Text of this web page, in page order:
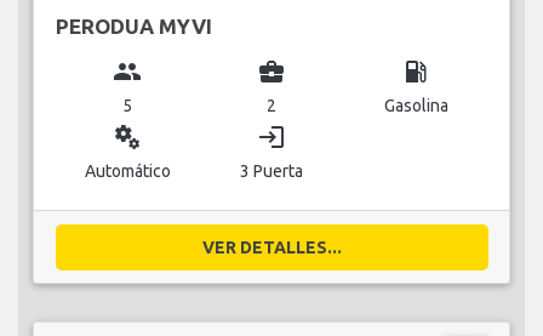
PERODUA MYVI
group
5
business_center
2
local_gas_station
Gasolina
miscellaneous_services
Automático
login
3 Puerta
VER DETALLES...